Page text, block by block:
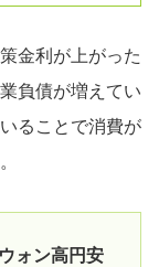
金利が上がった
負債が増えてい
ることで消費が
ォン高円安